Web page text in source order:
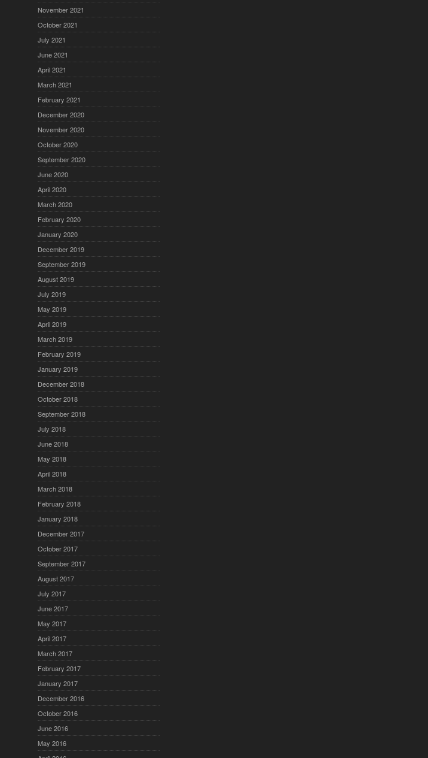
November 2021
October 2021
July 2021
June 2021
April 2021
March 2021
February 2021
December 2020
November 2020
October 2020
September 2020
June 2020
April 2020
March 2020
February 2020
January 2020
December 2019
September 2019
August 2019
July 2019
May 2019
April 2019
March 2019
February 2019
January 2019
December 2018
October 2018
September 2018
July 2018
June 2018
May 2018
April 2018
March 2018
February 2018
January 2018
December 2017
October 2017
September 2017
August 2017
July 2017
June 2017
May 2017
April 2017
March 2017
February 2017
January 2017
December 2016
October 2016
June 2016
May 2016